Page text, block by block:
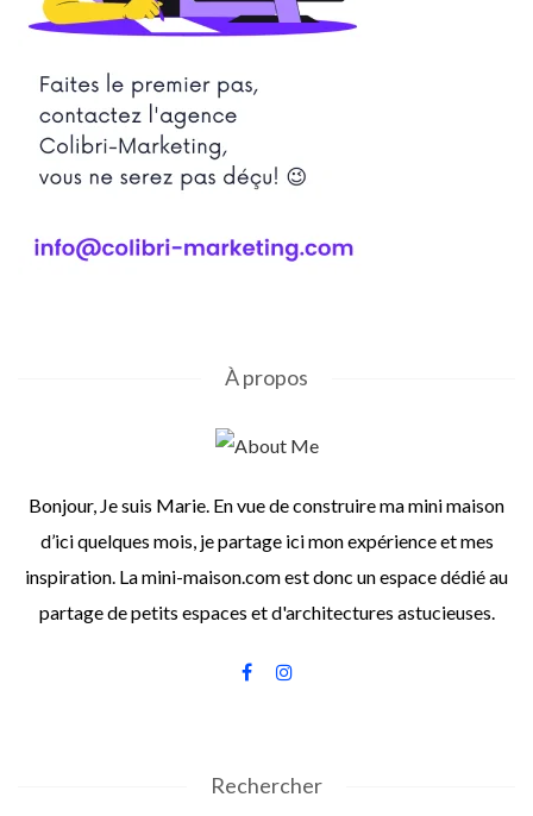
À propos
Bonjour, Je suis Marie. En vue de construire ma mini maison
d’ici quelques mois, je partage ici mon expérience et mes
inspiration. La mini-maison.com est donc un espace dédié au
partage de petits espaces et d'architectures astucieuses.
Rechercher